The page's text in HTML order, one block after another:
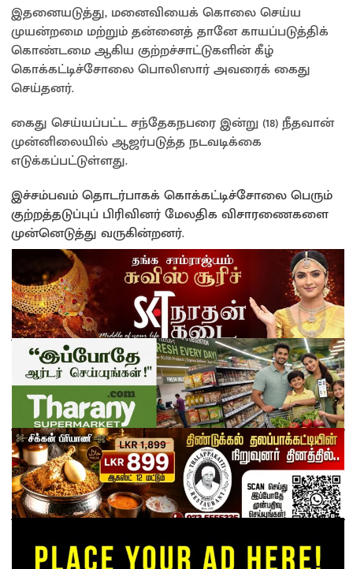
இதனையடுத்து, மனைவியைக் கொலை செய்ய
முயன்றமை மற்றும் தன்னைத் தானே காயப்படுத்திக்
கொண்டமை ஆகிய குற்றச்சாட்டுகளின் கீழ்
கொக்கட்டிச்சோலை பொலிஸார் அவரைக் கைது
செய்தனர்.
கைது செய்யப்பட்ட சந்தேகநபரை இன்று (18) நீதவான்
முன்னிலையில் ஆஜர்படுத்த நடவடிக்கை
எடுக்கப்பட்டுள்ளது.
இச்சம்பவம் தொடர்பாகக் கொக்கட்டிச்சோலை பெரும்
குற்றத்தடுப்புப் பிரிவினர் மேலதிக விசாரணைகளை
முன்னெடுத்து வருகின்றனர்.